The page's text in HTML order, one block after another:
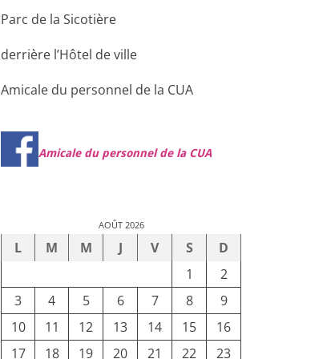
Parc de la Sicotière
derrière l’Hôtel de ville
Amicale du personnel de la CUA
Amicale du personnel de la CUA
AOÛT 2026
L M M J V S
D
1
2
3
4 5 6 7 8
9
10
11 12 13 14 15
16
17
18 19 20 21 22 23